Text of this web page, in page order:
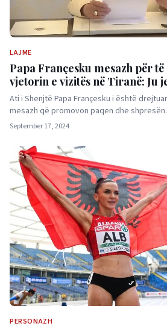
LAJME
Papa Françesku mesazh për
vjetorin e vizitës në Tiranë: Ju
rajonit të Mesdheut
Ati i Shenjtë Papa Françesku i është
mesazh që promovon paqen dhe
September 17, 2024
PERSONAZH